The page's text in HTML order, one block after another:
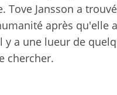
Jansson a
après qu'elle
a une lueur de
chercher.